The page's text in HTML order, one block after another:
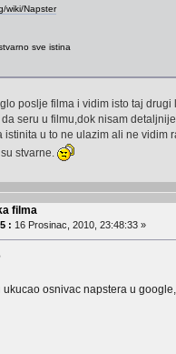
wiki/Napster
sve istina
poslje filma i vidim isto taj
seru u filmu,dok nisam
istinita u to ne ulazim ali ne
stvarne.
filma
: 16 Prosinac, 2010, 23:48:33 »
ukucao osnivac napstera u